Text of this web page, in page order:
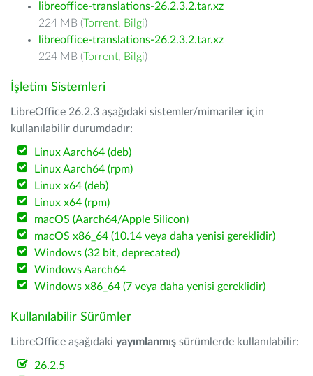
libreoffice-translations-26.2.3.2.tar.xz
224 MB (Torrent, Bilgi)
libreoffice-translations-26.2.3.2.tar.xz
224 MB (Torrent, Bilgi)
İşletim Sistemleri
LibreOffice 26.2.3 aşağıdaki sistemler/mimariler için
kullanılabilir durumdadır:
Linux Aarch64 (deb)
Linux Aarch64 (rpm)
Linux x64 (deb)
Linux x64 (rpm)
macOS (Aarch64/Apple Silicon)
macOS x86_64 (10.14 veya daha yenisi gereklidir)
Windows (32 bit, deprecated)
Windows Aarch64
Windows x86_64 (7 veya daha yenisi gereklidir)
Kullanılabilir Sürümler
LibreOffice aşağıdaki yayımlanmış sürümlerde kullanılabilir:
26.2.5